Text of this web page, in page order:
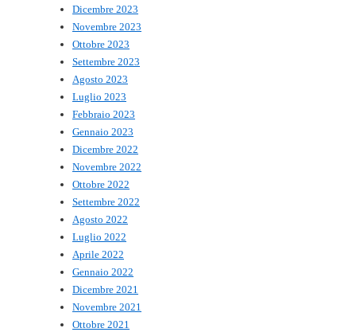
Dicembre 2023
Novembre 2023
Ottobre 2023
Settembre 2023
Agosto 2023
Luglio 2023
Febbraio 2023
Gennaio 2023
Dicembre 2022
Novembre 2022
Ottobre 2022
Settembre 2022
Agosto 2022
Luglio 2022
Aprile 2022
Gennaio 2022
Dicembre 2021
Novembre 2021
Ottobre 2021